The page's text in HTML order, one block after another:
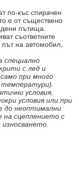
по-къс спирачен
е от съществено
пътища.
съответните
на автомобил,
специално
с лед и
при много
температури).
условия,
условия или при
до неоптимални
на сцеплението с